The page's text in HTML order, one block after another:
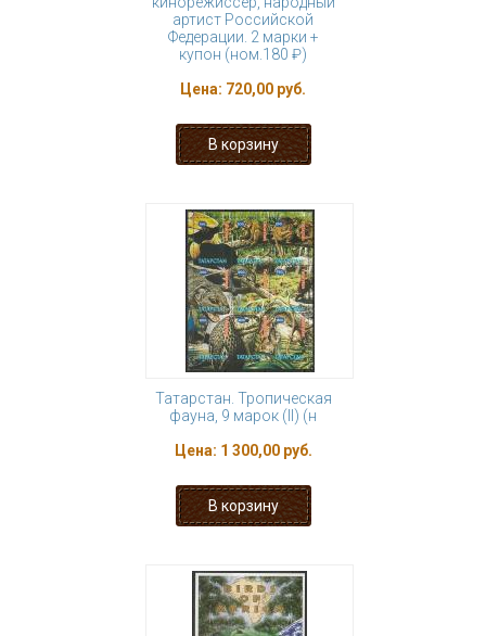
артист Российской
Федерации. 2 марки +
купон (ном.180 ₽)
Цена: 720,00 руб.
Татарстан. Тропическая
фауна, 9 марок (II) (н
Цена: 1 300,00 руб.